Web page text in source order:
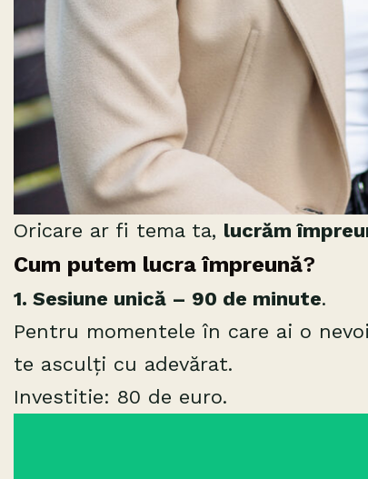
Oricare ar fi tema ta, lucrăm
Cum putem lucra împreună?
1. Sesiune unică – 90 de minute.
Pentru momentele în care ai o
te asculți cu adevărat.
Investitie: 80 de euro.